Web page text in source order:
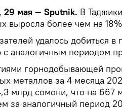
мая — Sputnik. В
выросла более чем на
удалось добиться
с аналогичным периодом
горнодобывающей
металлов за 4 месяца
млрд сомони, что на 667
за аналогичный период